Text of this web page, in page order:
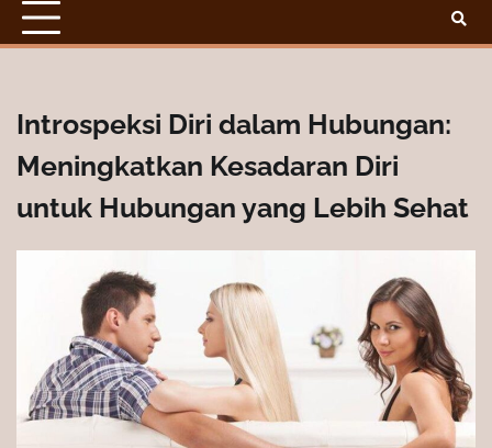
Introspeksi Diri dalam Hubungan:
Meningkatkan Kesadaran Diri
untuk Hubungan yang Lebih Sehat